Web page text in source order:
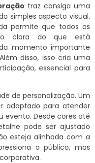
traz consigo uma
simples aspecto visual.
permite que todos os
clara do que está
momento importante
disso, isso cria uma
essencial para
de personalização. Um
adaptado para atender
evento. Desde cores até
pode ser ajustado
esteja alinhada com a
o público, mas